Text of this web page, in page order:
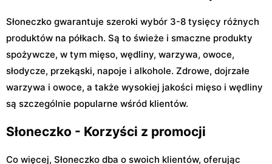
Słoneczko gwarantuje szeroki wybór 3-8 tysięcy różnych
produktów na półkach. Są to świeże i smaczne produkty
spożywcze, w tym mięso, wędliny, warzywa, owoce,
słodycze, przekąski, napoje i alkohole. Zdrowe, dojrzałe
warzywa i owoce, a także wysokiej jakości mięso i wędliny
są szczególnie popularne wśród klientów.
Słoneczko - Korzyści z promocji
Co więcej, Słoneczko dba o swoich klientów, oferując